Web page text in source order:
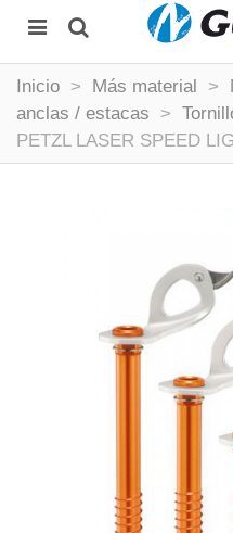
Inicio > Más material >
anclas / estacas
>
PETZL LASER SPEED